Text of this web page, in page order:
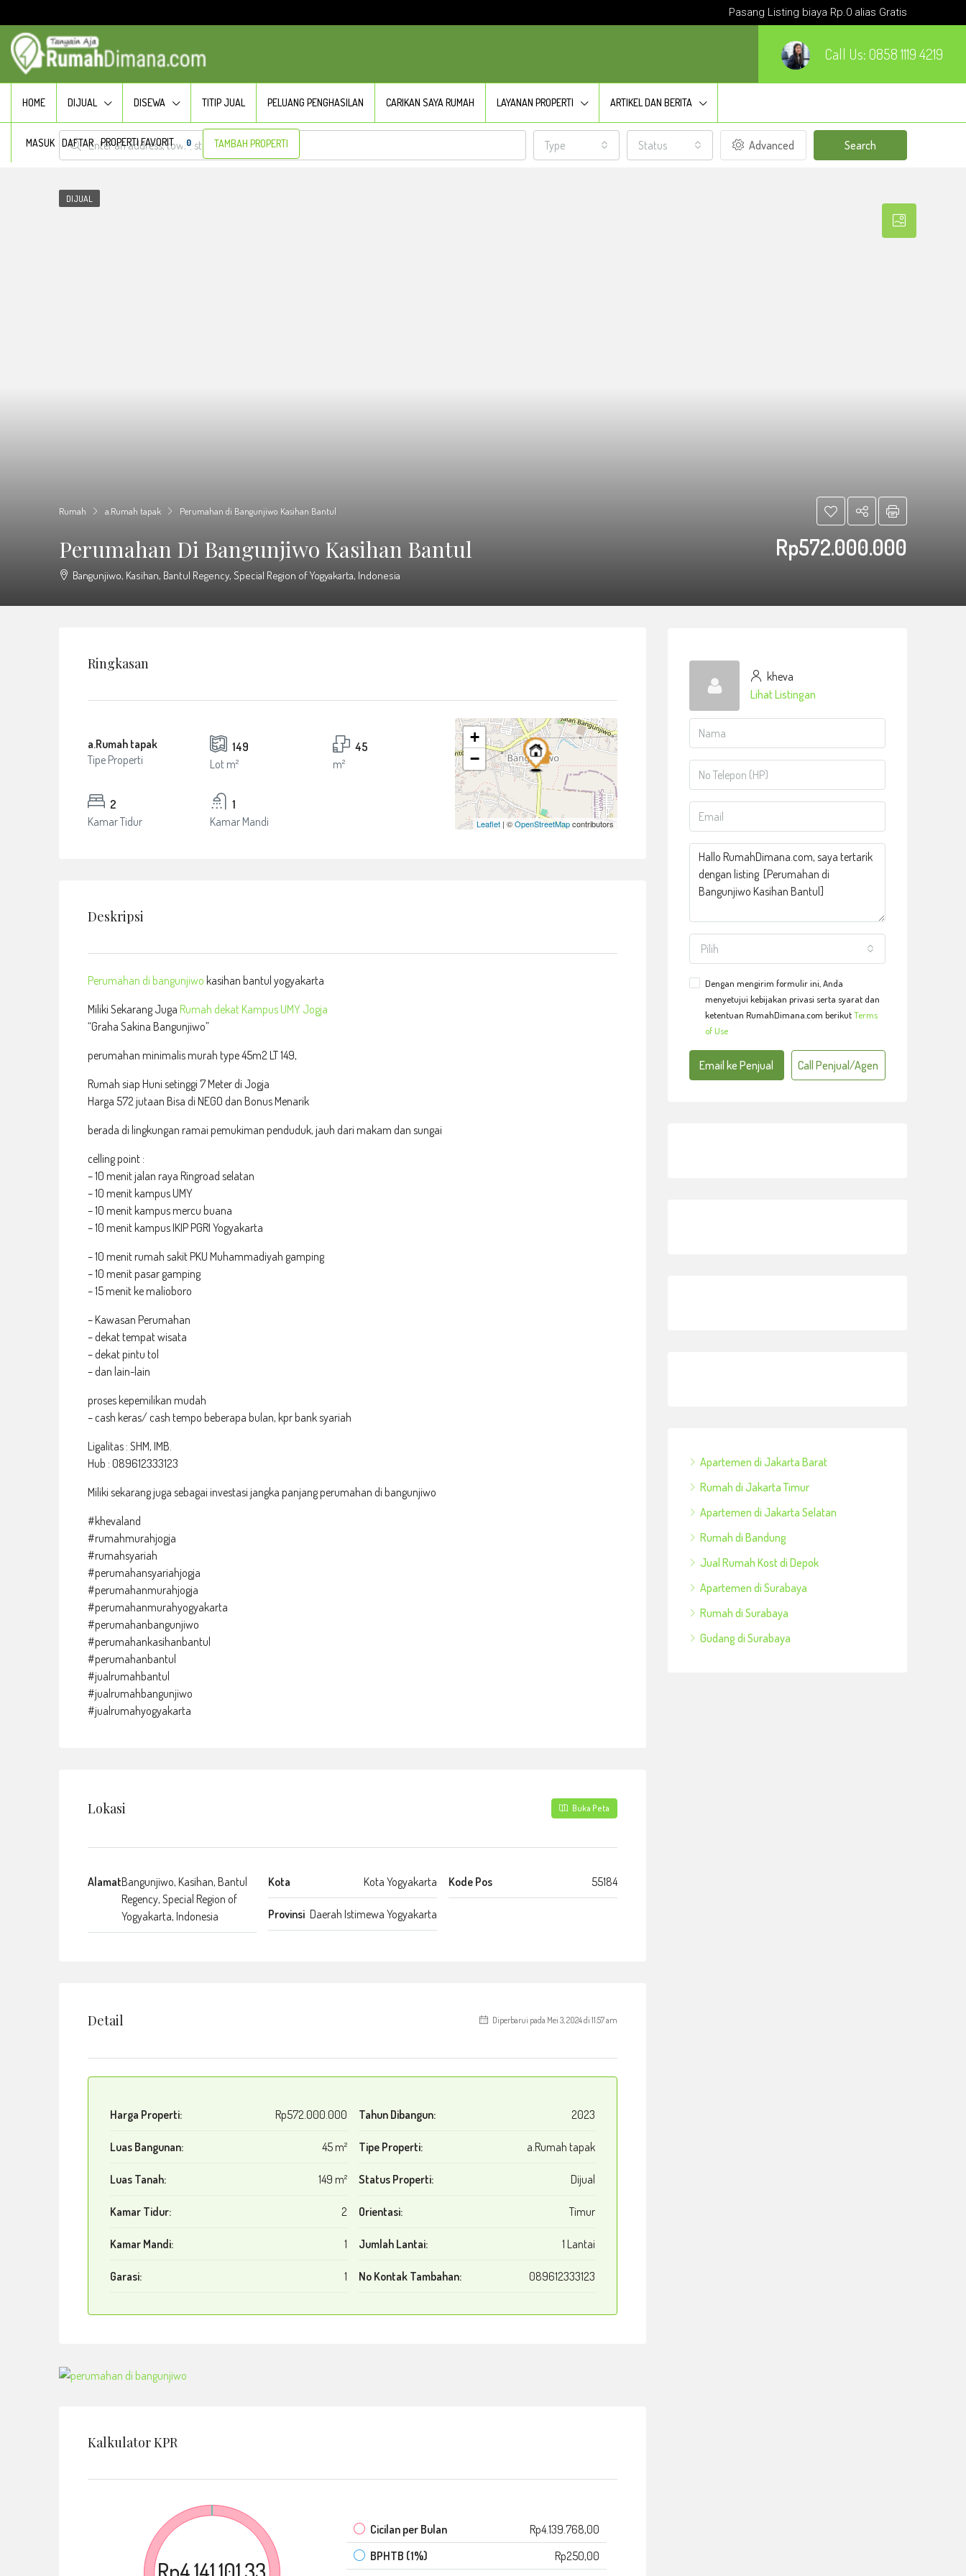
Pasang Listing biaya Rp.0 alias Gratis
Call Us: 0858 1119 4219
HOME DIJUAL DISEWA TITIP JUAL PELUANG PENGHASILAN CARIKAN SAYA RUMAH LAYANAN PROPERTI ARTIKEL DAN BERITA
MASUK DAFTAR PROPERTI FAVORIT 0 TAMBAH PROPERTI Type Status Advanced Search
DIJUAL
Rumah a.Rumah tapak Perumahan di Bangunjiwo Kasihan Bantul
Perumahan Di Bangunjiwo Kasihan Bantul Rp572.000.000
Bangunjiwo, Kasihan, Bantul Regency, Special Region of Yogyakarta, Indonesia
Ringkasan
a.Rumah tapak
Tipe Properti
149
Lot m²
45
m²
2
Kamar Tidur
1
Kamar Mandi
+
−
Leaflet| ©OpenStreetMapcontributors
Deskripsi
Perumahan di bangunjiwo kasihan bantul yogyakarta
Miliki Sekarang Juga Rumah dekat Kampus UMY Jogja
“Graha Sakina Bangunjiwo”
perumahan minimalis murah type 45m2 LT 149,
Rumah siap Huni setinggi 7 Meter di Jogja
Harga 572 jutaan Bisa di NEGO dan Bonus Menarik
berada di lingkungan ramai pemukiman penduduk, jauh dari makam dan sungai
celling point :
– 10 menit jalan raya Ringroad selatan
– 10 menit kampus UMY
– 10 menit kampus mercu buana
– 10 menit kampus IKIP PGRI Yogyakarta
– 10 menit rumah sakit PKU Muhammadiyah gamping
– 10 menit pasar gamping
– 15 menit ke malioboro
– Kawasan Perumahan
– dekat tempat wisata
– dekat pintu tol
– dan lain-lain
proses kepemilikan mudah
– cash keras/ cash tempo beberapa bulan, kpr bank syariah
Ligalitas : SHM, IMB.
Hub : 089612333123
Miliki sekarang juga sebagai investasi jangka panjang perumahan di bangunjiwo
#khevaland
#rumahmurahjogja
#rumahsyariah
#perumahansyariahjogja
#perumahanmurahjogja
#perumahanmurahyogyakarta
#perumahanbangunjiwo
#perumahankasihanbantul
#perumahanbantul
#jualrumahbantul
#jualrumahbangunjiwo
#jualrumahyogyakarta
Lokasi Buka Peta
AlamatBangunjiwo, Kasihan, Bantul
Regency, Special Region of
Yogyakarta, Indonesia
Kota Kota Yogyakarta
Provinsi Daerah Istimewa Yogyakarta
Kode Pos 55184
Detail Diperbarui pada Mei 3, 2024 di 11:57 am
Harga Properti: Rp572.000.000
Luas Bangunan: 45 m²
Luas Tanah: 149 m²
Kamar Tidur: 2
Kamar Mandi: 1
Garasi: 1
Tahun Dibangun: 2023
Tipe Properti: a.Rumah tapak
Status Properti: Dijual
Orientasi: Timur
Jumlah Lantai: 1 Lantai
No Kontak Tambahan: 089612333123
Kalkulator KPR
Cicilan per Bulan
Rp4.139.768,00
BPHTB (1%)
Rp250,00
kheva
Lihat Listingan
Pilih
Dengan mengirim formulir ini, Anda
menyetujui kebijakan privasi serta syarat dan
ketentuan RumahDimana.com berikutTerms
of Use
Email ke Penjual Call Penjual/Agen
Apartemen di Jakarta Barat
Rumah di Jakarta Timur
Apartemen di Jakarta Selatan
Rumah di Bandung
Jual Rumah Kost di Depok
Apartemen di Surabaya
Rumah di Surabaya
Gudang di Surabaya